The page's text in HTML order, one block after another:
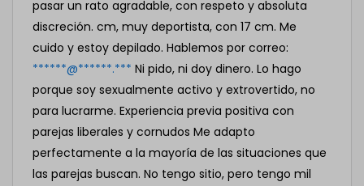
pasar un rato agradable, con respeto y absoluta
discreción. cm, muy deportista, con 17 cm. Me
cuido y estoy depilado. Hablemos por correo:
******@******.*** Ni pido, ni doy dinero. Lo hago
porque soy sexualmente activo y extrovertido, no
para lucrarme. Experiencia previa positiva con
parejas liberales y cornudos Me adapto
perfectamente a la mayoría de las situaciones que
las parejas buscan. No tengo sitio, pero tengo mil